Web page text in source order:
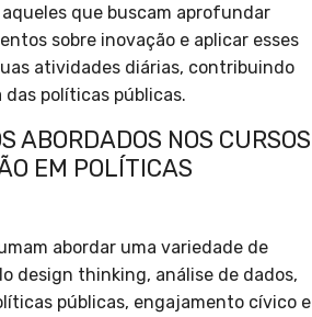
aqueles que buscam aprofundar
sobre inovação e aplicar esses
atividades diárias, contribuindo
das políticas públicas.
ABORDADOS NOS CURSOS
EM POLÍTICAS
abordar uma variedade de
design thinking, análise de dados,
públicas, engajamento cívico e